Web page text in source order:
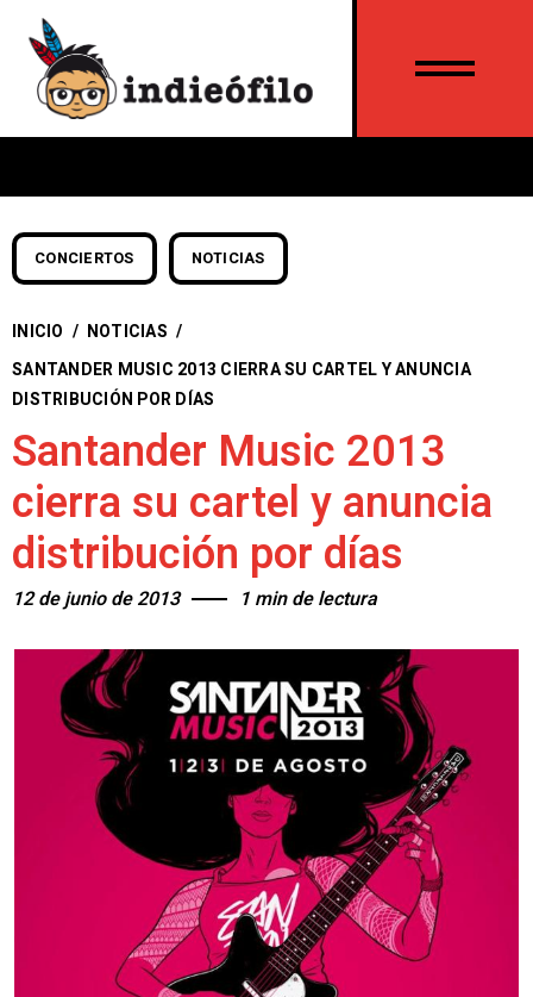
CONCIERTOS NOTICIAS
INICIO / NOTICIAS /
SANTANDER MUSIC 2013 CIERRA SU CARTEL Y ANUNCIA
DISTRIBUCIÓN POR DÍAS
Santander Music 2013
cierra su cartel y anuncia
distribución por días
12 de junio de 2013 1 min de lectura